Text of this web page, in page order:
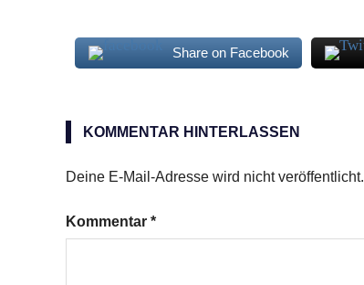
Share on Facebook
KOMMENTAR HINTERLASSEN
Deine E-Mail-Adresse wird nicht veröffentlicht.
Kommentar *